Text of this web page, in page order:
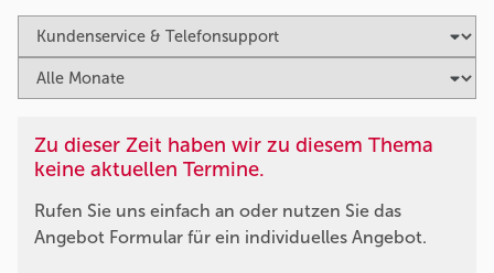
Zu dieser Zeit haben wir zu diesem Thema
keine aktuellen Termine.
Rufen Sie uns einfach an oder nutzen Sie das
Angebot Formular für ein individuelles Angebot.